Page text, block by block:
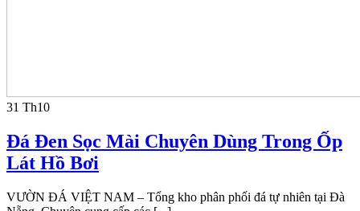
31 Th10
Đá Đen Sọc Mài Chuyên Dùng Trong Ốp
Lát Hồ Bơi
VƯỜN ĐÁ VIỆT NAM – Tổng kho phân phối đá tự nhiên tại Đà